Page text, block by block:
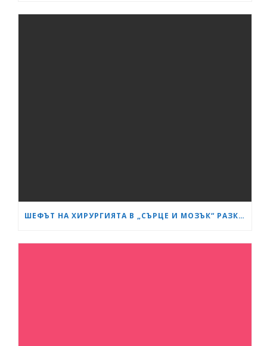
ШЕФЪТ НА ХИРУРГИЯТА В „СЪРЦЕ И МОЗЪК“ РАЗКРИ КАК СА ИЗТРЪГНАЛИ ОТ СМЪРТТА ОЦЕЛЕЛИЯ ОТ КАСАПНИЦАТА НА „ТРАКИЯ“